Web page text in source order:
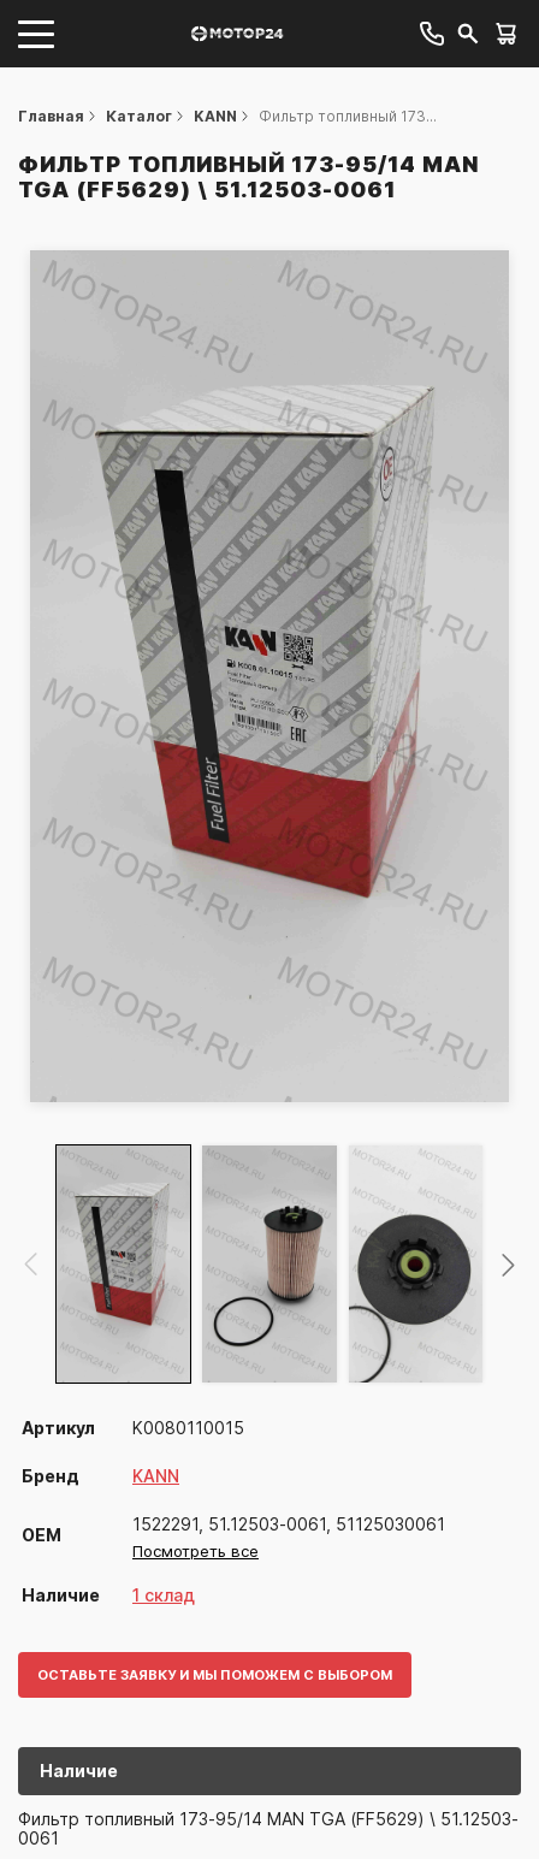
Главная Каталог KANN Фильтр топливный 173...
ФИЛЬТР ТОПЛИВНЫЙ 173-95/14 MAN
TGA (FF5629) \ 51.12503-0061
Артикул K0080110015
Бренд KANN
OEM
1522291, 51.12503-0061, 51125030061
Посмотреть все
Наличие 1 склад
ОСТАВЬТЕ ЗАЯВКУ И МЫ ПОМОЖЕМ С ВЫБОРОМ
Наличие
K008011001KANN
Фильтр топливный 173-95/14 MAN TGA (FF5629) \ 51.12503-
0061